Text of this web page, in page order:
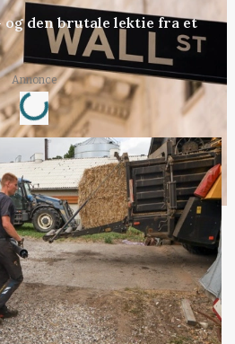
den brutale lektie fra et
Annonce
Loading...